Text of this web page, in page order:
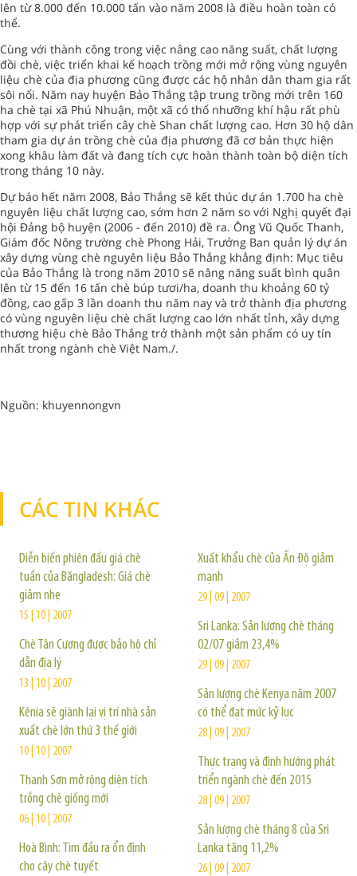
lên từ 8.000 đến 10.000 tấn vào năm 2008 là điều hoàn toàn có
thể.
Cùng với thành công trong việc nâng cao năng suất, chất lượng
đồi chè, việc triển khai kế hoạch trồng mới mở rộng vùng nguyên
liệu chè của địa phương cũng được các hộ nhân dân tham gia rất
sôi nổi. Năm nay huyện Bảo Thắng tập trung trồng mới trên 160
ha chè tại xã Phú Nhuận, một xã có thổ nhưỡng khí hậu rất phù
hợp với sự phát triển cây chè Shan chất lượng cao. Hơn 30 hộ dân
tham gia dự án trồng chè của địa phương đã cơ bản thực hiện
xong khâu làm đất và đang tích cực hoàn thành toàn bộ diện tích
trong tháng 10 này.
Dự báo hết năm 2008, Bảo Thắng sẽ kết thúc dự án 1.700 ha chè
nguyên liệu chất lượng cao, sớm hơn 2 năm so với Nghị quyết đại
hội Đảng bộ huyện (2006 - đến 2010) đề ra. Ông Vũ Quốc Thanh,
Giám đốc Nông trường chè Phong Hải, Trưởng Ban quản lý dự án
xây dựng vùng chè nguyên liệu Bảo Thắng khẳng định: Mục tiêu
của Bảo Thắng là trong năm 2010 sẽ nâng năng suất bình quân
lên từ 15 đến 16 tấn chè búp tươi/ha, doanh thu khoảng 60 tỷ
đồng, cao gấp 3 lần doanh thu năm nay và trở thành địa phương
có vùng nguyên liệu chè chất lượng cao lớn nhất tỉnh, xây dựng
thương hiệu chè Bảo Thắng trở thành một sản phẩm có uy tín
nhất trong ngành chè Việt Nam./.
Nguồn: khuyennongvn
CÁC TIN KHÁC
Diễn biến phiên đấu giá chè
tuần của Băngladesh: Giá chè
giảm nhẹ
15 | 10 | 2007
Chè Tân Cương được bảo hộ chỉ
dẫn địa lý
13 | 10 | 2007
Kênia sẽ giành lại vị trí nhà sản
xuất chè lớn thứ 3 thế giới
10 | 10 | 2007
Thanh Sơn mở rộng diện tích
trồng chè giống mới
06 | 10 | 2007
Hoà Bình: Tìm đầu ra ổn định
cho cây chè tuyết
Xuất khẩu chè của Ấn Độ giảm
mạnh
29 | 09 | 2007
Sri Lanka: Sản lượng chè tháng
02/07 giảm 23,4%
29 | 09 | 2007
Sản lượng chè Kenya năm 2007
có thể đạt mức kỷ lục
28 | 09 | 2007
Thực trạng và định hướng phát
triển ngành chè đến 2015
28 | 09 | 2007
Sản lượng chè tháng 8 của Sri
Lanka tăng 11,2%
26 | 09 | 2007